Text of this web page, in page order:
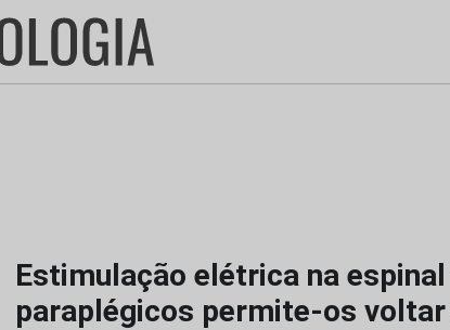
Estimulação elétrica na
paraplégicos permite-os voltar